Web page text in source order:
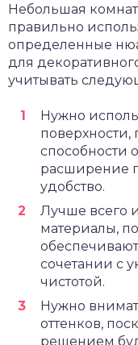
Небольшая
правильно
определенные
для
учитывать
Нужно
поверхности,
способности
расширение
удобство.
Лучше всего
материалы,
сочетании с
чистотой.
Нужно
оттенков,
решением